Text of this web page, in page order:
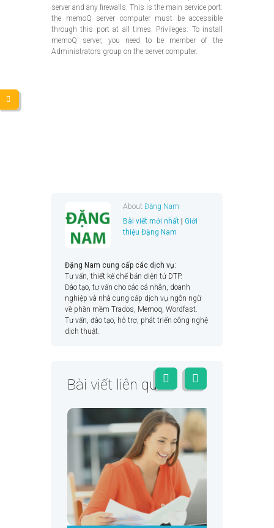
server and any firewalls. This is the main service port:
the memoQ server computer must be accessible
through this port at all times. Privileges: To install
memoQ server, you need to be member of the
Administrators group on the server computer.
AboutĐặng Nam
Bài viết mới nhất |Giới
thiệu Đặng Nam
Đặng Nam cung cấp các dịch vụ:
Tư vấn, thiết kế chế bản điện tử DTP.
Đào tạo, tư vấn cho các cá nhân, doanh
nghiệp và nhà cung cấp dịch vụ ngôn ngữ
về phần mềm Trados, Memoq, Wordfast.
Tư vấn, đào tạo, hỗ trợ, phát triển công nghệ
dịch thuật.
Bài viết liên quan